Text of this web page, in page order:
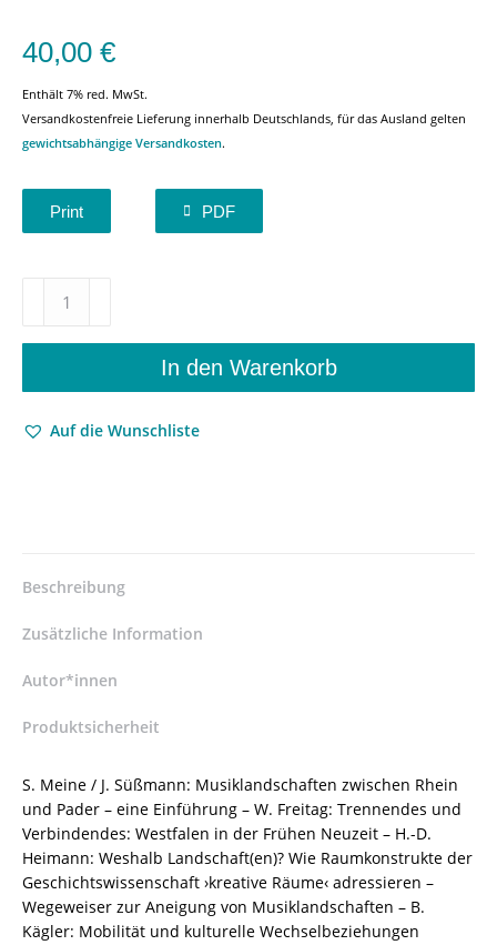
40,00 €
Enthält 7% red. MwSt.
Versandkostenfreie Lieferung innerhalb Deutschlands, für das Ausland gelten
gewichtsabhängige Versandkosten.
Print PDF
zwischen
Weser
Pluralisierung
in
Frühen
–
Meine,
Otto,
Johannes
Süßmann
(Hrsg.)
–
ISBN
9783826072185
In den Warenkorb
Auf die Wunschliste
Beschreibung
Zusätzliche Information
Autor*innen
Produktsicherheit
S. Meine / J. Süßmann: Musiklandschaften zwischen Rhein
und Pader – eine Einführung – W. Freitag: Trennendes und
Verbindendes: Westfalen in der Frühen Neuzeit – H.-D.
Heimann: Weshalb Landschaft(en)? Wie Raumkonstrukte der
Geschichtswissenschaft ›kreative Räume‹ adressieren –
Wegeweiser zur Aneigung von Musiklandschaften – B.
Kägler: Mobilität und kulturelle Wechselbeziehungen